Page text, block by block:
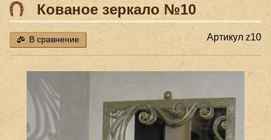
Кованое зеркало №10
В сравнение Артикул z10